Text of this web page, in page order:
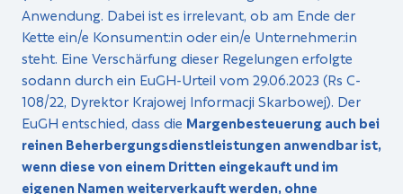
Anwendung. Dabei ist es irrelevant, ob am Ende der
Kette ein/e Konsument:in oder ein/e Unternehmer:in
steht. Eine Verschärfung dieser Regelungen erfolgte
sodann durch ein EuGH-Urteil vom 29.06.2023 (Rs C-
108/22, Dyrektor Krajowej Informacji Skarbowej). Der
EuGH entschied, dass die Margenbesteuerung auch bei
reinen Beherbergungsdienstleistungen anwendbar ist,
wenn diese von einem Dritten eingekauft und im
eigenen Namen weiterverkauft werden, ohne